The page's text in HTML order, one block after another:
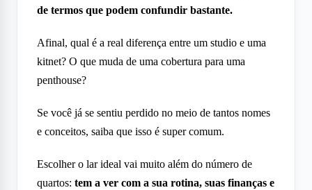
de termos que podem confundir bastante.
Afinal, qual é a real diferença entre um studio e uma
kitnet? O que muda de uma cobertura para uma
penthouse?
Se você já se sentiu perdido no meio de tantos nomes
e conceitos, saiba que isso é super comum.
Escolher o lar ideal vai muito além do número de
quartos: tem a ver com a sua rotina, suas finanças e